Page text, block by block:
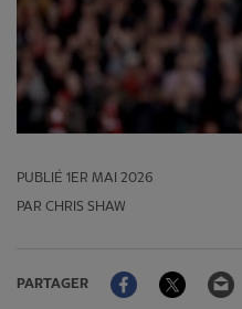
PUBLIÉ 1ER MAI 2026
PAR CHRIS SHAW
PARTAGER
FacebookTwitter